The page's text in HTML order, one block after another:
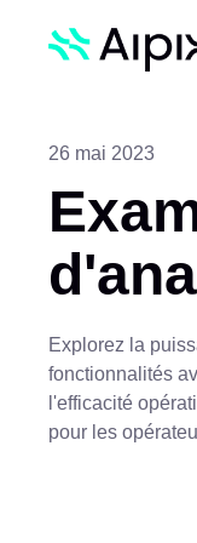
26 mai 2023
Explorez la
fonctionnalités
l'efficacité
pour les